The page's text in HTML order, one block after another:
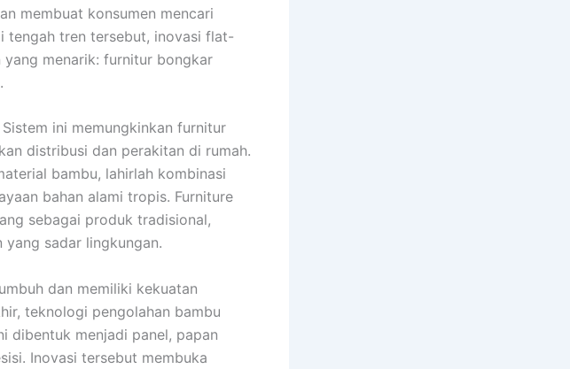
membuat konsumen mencari
tengah tren tersebut, inovasi flat-
menarik: furnitur bongkar
ini memungkinkan furnitur
distribusi dan perakitan di rumah.
bambu, lahirlah kombinasi
bahan alami tropis. Furniture
sebagai produk tradisional,
sadar lingkungan.
dan memiliki kekuatan
teknologi pengolahan bambu
dibentuk menjadi panel, papan
Inovasi tersebut membuka